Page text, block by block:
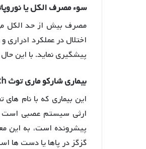
سوء مصرف الکل یا
مصرف بیش از حد الکل
اختلال در عملکرد
پیشگیری نماید. با این
بیماری شارکو ماری توث Charcot-Marie-Tooth
این بیماری که با نام
ارثی سیستم عصبی است
پیشرونده است، به این
گزگز در پاها یا دست ها